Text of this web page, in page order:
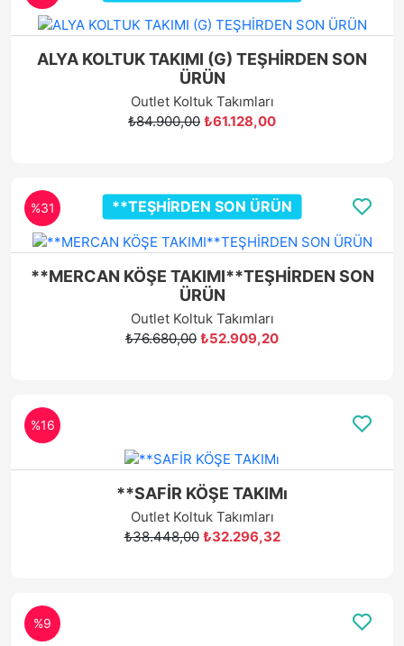
ALYA KOLTUK TAKIMI (G) TEŞHİRDEN SON
ÜRÜN
Outlet Koltuk Takımları
₺84.900,00 ₺61.128,00
%31 **TEŞHİRDEN SON ÜRÜN
**MERCAN KÖŞE TAKIMI**TEŞHİRDEN SON
ÜRÜN
Outlet Koltuk Takımları
₺76.680,00 ₺52.909,20
%16
**SAFİR KÖŞE TAKIMı
Outlet Koltuk Takımları
₺38.448,00 ₺32.296,32
%9